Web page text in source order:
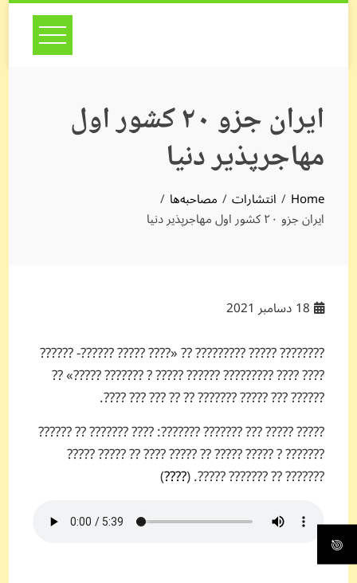
Skip
ایران جزو ۲۰ کشور اول
مهاجرپذیر دنیا
Home انتشارات مصاحبه‌ها
ایران جزو ۲۰ کشور اول مهاجرپذیر دنیا
18دسامبر 2021
???????? ????? ????????? ?? «???? ????? ??????- ??????
???? ???? ????????? ?????? ????? ? ??????? ?????» ??
?????? ??? ????? ??????? ?? ?? ??? ??? ????.
????? ????? ??? ??????? ???????: ???? ??????? ?? ??????
??????? ? ????? ????? ?? ????? ???? ?? ????? ?????
??????? ?? ??????? ?????. (
????
)